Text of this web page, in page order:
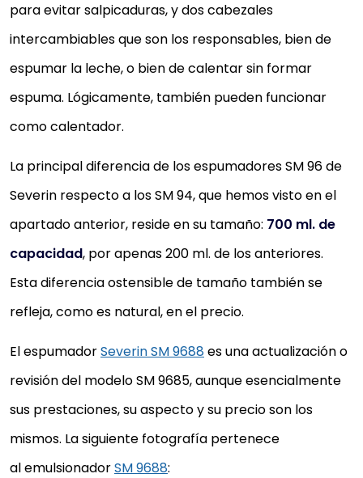
para evitar salpicaduras, y dos cabezales
intercambiables que son los responsables, bien de
espumar la leche, o bien de calentar sin formar
espuma. Lógicamente, también pueden funcionar
como calentador.
La principal diferencia de los espumadores SM 96 de
Severin respecto a los SM 94, que hemos visto en el
apartado anterior, reside en su tamaño: 700 ml. de
capacidad, por apenas 200 ml. de los anteriores.
Esta diferencia ostensible de tamaño también se
refleja, como es natural, en el precio.
El espumadorSeverin SM 9688 es una actualización o
revisión del modelo SM 9685, aunque esencialmente
sus prestaciones, su aspecto y su precio son los
mismos. La siguiente fotografía pertenece
al emulsionadorSM 9688: